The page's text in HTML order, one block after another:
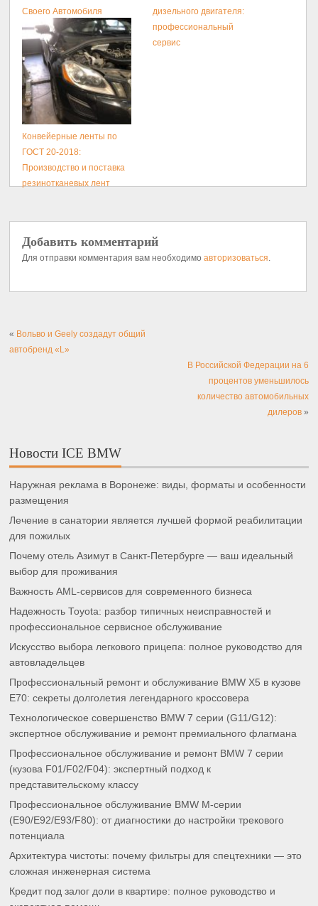
Своего Автомобиля
дизельного двигателя:
профессиональный
сервис
Конвейерные ленты по
ГОСТ 20-2018:
Производство и поставка
резинотканевых лент
Добавить комментарий
Для отправки комментария вам необходимоавторизоваться
« Вольво и Geely создадут общий
автобренд «L»
В Российской Федерации на 6
процентов уменьшилось
количество автомобильных
дилеров»
Новости ICE BMW
Наружная реклама в Воронеже: виды, форматы и особенности
размещения
Лечение в санатории является лучшей формой реабилитации
для пожилых
Почему отель Азимут в Санкт-Петербурге — ваш идеальный
выбор для проживания
Важность AML-сервисов для современного бизнеса
Надежность Toyota: разбор типичных неисправностей и
профессиональное сервисное обслуживание
Искусство выбора легкового прицепа: полное руководство для
автовладельцев
Профессиональный ремонт и обслуживание BMW X5 в кузове
E70: секреты долголетия легендарного кроссовера
Технологическое совершенство BMW 7 серии (G11/G12):
экспертное обслуживание и ремонт премиального флагмана
Профессиональное обслуживание и ремонт BMW 7 серии
(кузова F01/F02/F04): экспертный подход к
представительскому классу
Профессиональное обслуживание BMW M-серии
(E90/E92/E93/F80): от диагностики до настройки трекового
потенциала
Архитектура чистоты: почему фильтры для спецтехники — это
сложная инженерная система
Кредит под залог доли в квартире: полное руководство и